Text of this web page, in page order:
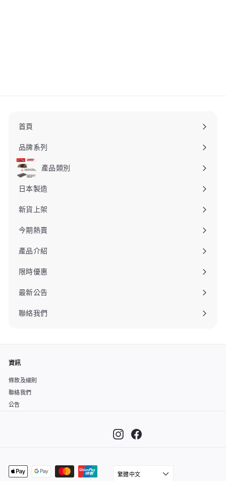
$1,500或以上免運費優惠延
首頁
品牌系列
產品類別
日本製造
新貨上架
今期熱賣
產品介紹
限時優惠
最新公告
聯絡我們
資訊
條款及細則
聯絡我們
公告
InstagramFacebook
繁體中文